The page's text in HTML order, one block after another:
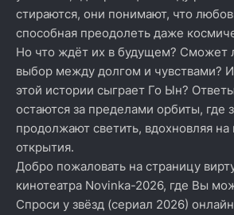
стираются, они понимают, что
способная преодолеть даже
Но что ждёт их в будущем? Сможет
выбор между долгом и чувствами?
этой истории сыграет Го Ын?
остаются за пределами орбиты, где
продолжают светить, вдохновляя
открытия.
Добро пожаловать на страницу
кинотеатра Novinka-2026, где Вы
Спроси у звёзд (сериал 2026)